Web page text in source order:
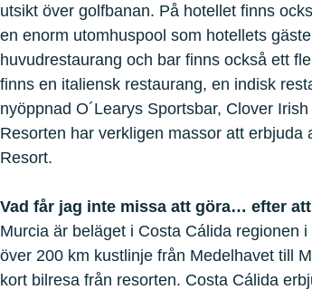
utsikt över golfbanan. På hotellet finns
en enorm utomhuspool som hotellets
huvudrestaurang och bar finns också ett
finns en italiensk restaurang, en indisk
nyöppnad O´Learys Sportsbar, Clover
Resorten har verkligen massor att
Resort.
Vad får jag inte missa att göra… efter
Murcia är beläget i Costa Cálida regionen
över 200 km kustlinje från Medelhavet till
kort bilresa från resorten. Costa Cálida